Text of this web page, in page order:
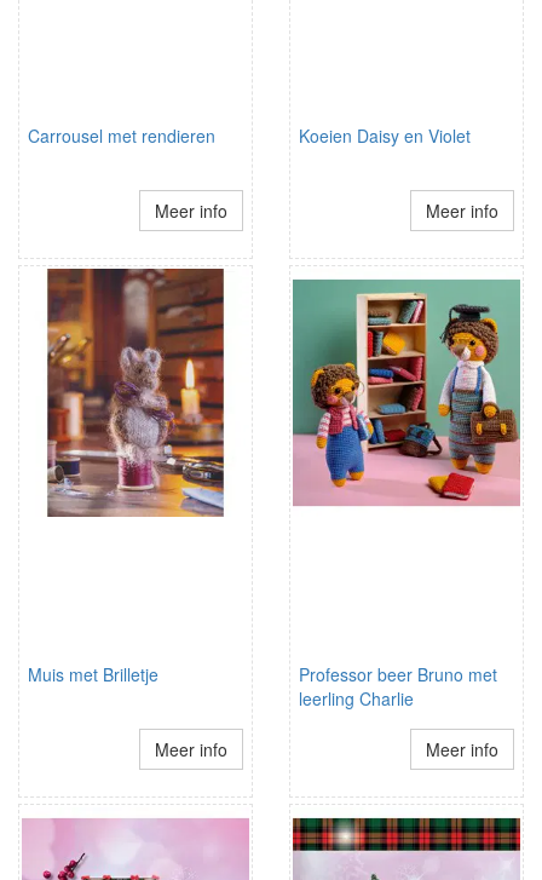
Carrousel met rendieren
Meer info
Koeien Daisy en Violet
Meer info
Muis met Brilletje
Meer info
Professor beer Bruno met
leerling Charlie
Meer info